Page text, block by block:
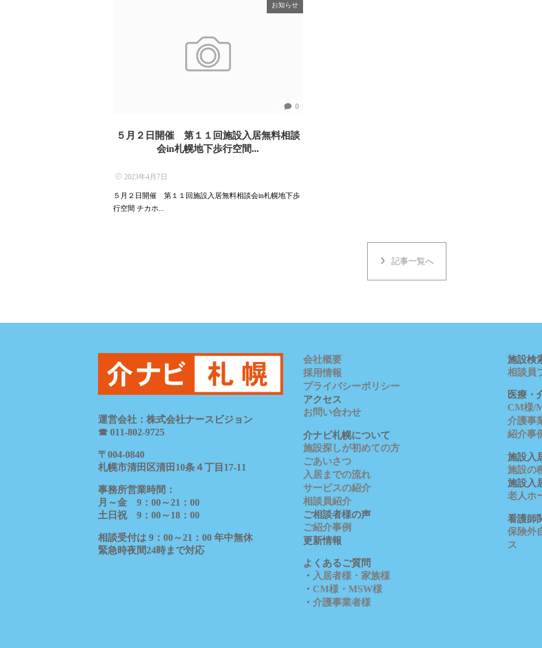
お知らせ
0
５月２日開催 第１１回施設入居無料相談
会in札幌地下歩行空間...
2023年4月7日
５月２日開催 第１１回施設入居無料相談会in札幌地下歩
行空間 チカホ...
記事一覧へ
運営会社：株式会社ナースビジョン
☎ 011-802-9725
〒 004-0840
札幌市清田区清田 10条４丁目 17-11
事務所営業時間：
月～金 9 ： 00～21 ： 00
土日祝 9 ： 00～18 ： 00
相談受付は 9 ： 00～21 ： 00 年中無休
緊急時夜間24時まで対応
会社概要
採用情報
プライバシーポリシー
アクセス
お問い合わせ
介ナビ札幌について
施設探しが初めての方
ごあいさつ
入居までの流れ
サービスの紹介
相談員紹介
ご相談者様の声
ご紹介事例
更新情報
よくあるご質問
・ 入居者様・家族様
・ CM様・MSW様
・ 介護事業者様
施設検
相談員
医療・
CM様/
介護事
紹介事
施設入
施設の
施設入
老人ホ
看護師
保険外
ス